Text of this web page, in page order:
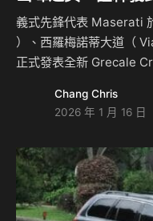
義式先鋒代表 Maserati
）、西羅梅諾蒂大道（
正式發表全新 Grecale
Cristallo ，其純淨而銳
創作工坊構思本次設計
代義式奢華的全新美學
火傳遞的重要時刻，摩
Chang Chris
2026 年 1 月 16 日